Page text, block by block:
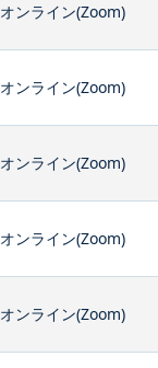
オンライン(Zoom)
オンライン(Zoom)
オンライン(Zoom)
オンライン(Zoom)
オンライン(Zoom)